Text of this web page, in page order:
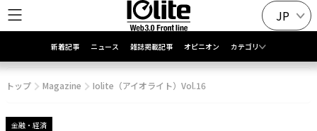
JP
新着記事 ニュース 雑誌掲載記事 オピニオン カテゴリ
トップ Magazine Iolite（アイオライト）Vol.16
金融・経済